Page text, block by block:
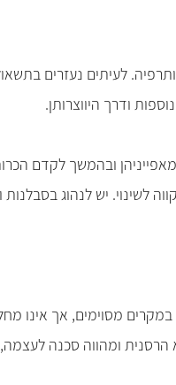
לעיתים נעזרים
ודרך היווצרותן.
ובהמשך לקדם
לשינוי. יש לנהוג
מסוימים, אך אינו
הרסנית ומהווה סכנה